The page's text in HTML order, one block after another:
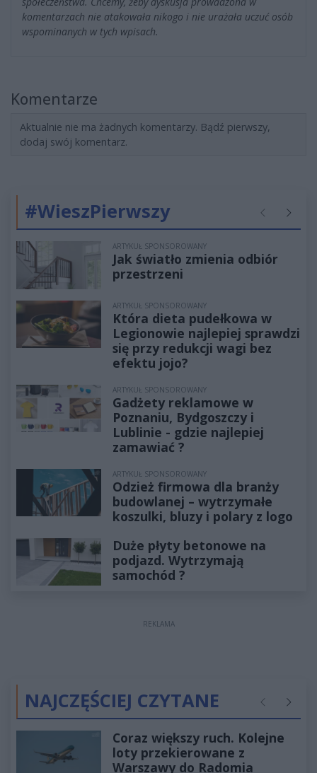
komentarzach nie atakowała nikogo i nie urażała uczuć osób
wspominanych w tych wpisach.
Komentarze
Aktualnie nie ma żadnych komentarzy. Bądź pierwszy,
dodaj swój komentarz.
#WieszPierwszy Poprzednie
ARTYKUŁ SPONSOROWANY
Jak światło zmienia odbiór
przestrzeni
ARTYKUŁ SPONSOROWANY
Która dieta pudełkowa w
Legionowie najlepiej sprawdzi
się przy redukcji wagi bez
efektu jojo?
ARTYKUŁ SPONSOROWANY
Gadżety reklamowe w
Poznaniu, Bydgoszczy i
Lublinie - gdzie najlepiej
zamawiać ?
ARTYKUŁ SPONSOROWANY
Odzież firmowa dla branży
budowlanej – wytrzymałe
koszulki, bluzy i polary z logo
Duże płyty betonowe na
podjazd. Wytrzymają
samochód ?
REKLAMA
NAJCZĘŚCIEJ CZYTANE Poprzednie
Coraz większy ruch. Kolejne
loty przekierowane z
Warszawy do Radomia